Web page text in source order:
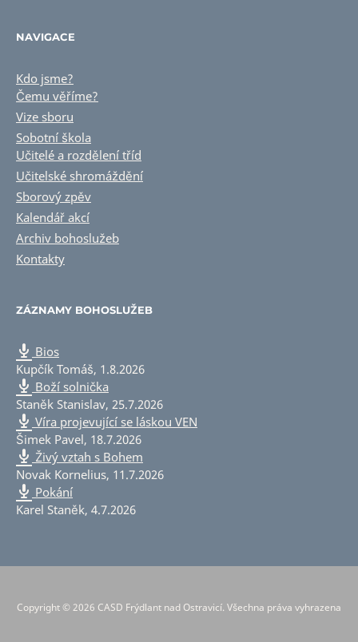
NAVIGACE
Kdo jsme?
Čemu věříme?
Vize sboru
Sobotní škola
Učitelé a rozdělení tříd
Učitelské shromáždění
Sborový zpěv
Kalendář akcí
Archiv bohoslužeb
Kontakty
ZÁZNAMY BOHOSLUŽEB
Bios
Kupčík Tomáš, 1.8.2026
Boží solnička
Staněk Stanislav, 25.7.2026
Víra projevující se láskou VEN
Šimek Pavel, 18.7.2026
Živý vztah s Bohem
Novak Kornelius, 11.7.2026
Pokání
Karel Staněk, 4.7.2026
Copyright © 2026 CASD Frýdlant nad Ostravicí. Všechna práva vyhrazena